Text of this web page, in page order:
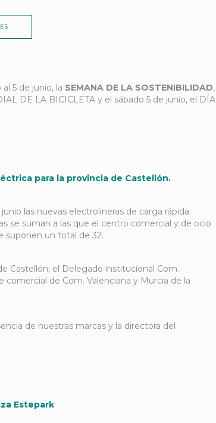
5 de junio, la SEMANA DE LA SOSTENIBILIDAD,
DE LA BICICLETA y el sábado 5 de junio, el DÍA
para la provincia de Castellón.
las nuevas electrolineras de carga rápida
se suman a las que el centro comercial y de ocio
suponen un total de 32.
Castellón, el Delegado institucional Com.
de Com. Valenciana y Murcia de la
de nuestras marcas y la directora del
Estepark